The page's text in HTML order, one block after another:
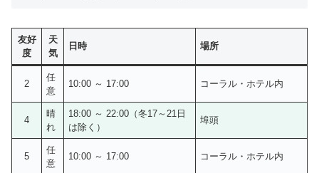
友好
度
天
気
日時 場所
2
任
意
10:00 ～ 17:00 コーラル・ホテル内
4
晴
れ
18:00 ～ 22:00（冬17～21日
は除く）
埠頭
5
任
意
10:00 ～ 17:00 コーラル・ホテル内